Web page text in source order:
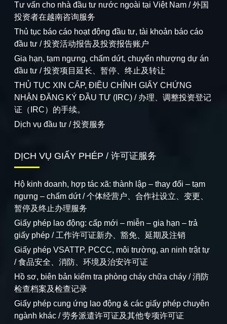
Tư vấn cho nhà đầu tư nước ngoài tại Việt Nam / 外国
投资者在越南咨询服务
Thủ tục báo cáo hoạt động đầu tư, tài khoản báo cáo
đầu tư / 投资活动报告及投资报告账户
Gia hạn, tạm ngưng, chấm dứt, chuyển nhượng dự án
đầu tư / 投资项目延长、暂停、终止及转让
THỦ TỤC XIN CẤP, ĐIỀU CHỈNH GIẤY CHỨNG
NHẬN ĐĂNG KÝ ĐẦU TƯ (IRC) / 办理、调整投资登记
证（IRC）的手续。
Dịch vụ đầu tư / 投资服务
DỊCH VỤ GIẤY PHÉP / 许可证服务
Hộ kinh doanh, hợp tác xã: thành lập – thay đổi – tạm
ngưng – chấm dứt / 个体经营户、合作社设立、变更、
暂停及终止办理服务
Giấy phép lao động: cấp mới – miễn – gia hạn – trả
giấy phép / 工作许可证新办、豁免、延期及注销
Giấy phép VSATTP, PCCC, môi trường, an ninh trật tự
/ 食品安全、消防、环境及治安许可证
Hồ sơ, biên bản kiểm tra phòng cháy chữa cháy / 消防
检查档案及检查记录
Giấy phép cung ứng lao động & các giấy phép chuyên
ngành khác / 劳务派遣许可证及其他专项许可证